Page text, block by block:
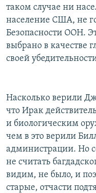
таком случае ни
население США, не
Безопасности ООН.
выбрано в качестве
своей
Насколько верили
что Ирак
и биологическим
чем в это верили
администрации. Но
не считать
видим, не было, и
старые, отчасти